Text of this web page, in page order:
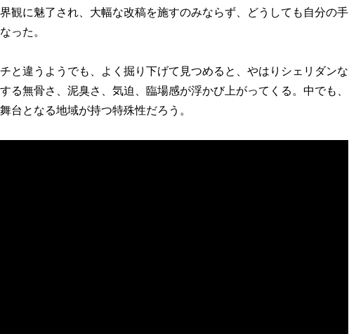
観に魅了され、大幅な改稿を施すのみならず、どうしても自分の手
った。
と違うようでも、よく掘り下げて見つめると、やはりシェリダンな
る無骨さ、泥臭さ、気迫、臨場感が浮かび上がってくる。中でも、
台となる地域が持つ特殊性だろう。